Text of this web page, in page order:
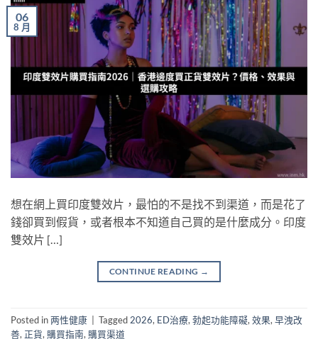
06
8 月
想在網上買印度雙效片，最怕的不是找不到渠道，而是花了
錢卻買到假貨，或者根本不知道自己買的是什麼成分。印度
雙效片 […]
CONTINUE READING →
Posted in两性健康 Tagged2026, ED治療,勃起功能障礙,效果,早洩改
善, 正貨, 購買指南, 購買渠道